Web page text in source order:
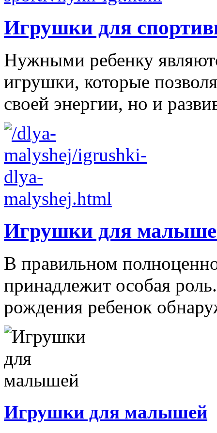
Игрушки для
Нужными ребенку
игрушки, которые
своей энергии, но и
Игрушки для
В правильном
принадлежит особая
рождения ребенок
Игрушки для малышей